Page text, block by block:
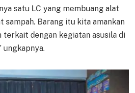
satu LC yang membuang alat
sampah. Barang itu kita amankan
terkait dengan kegiatan asusila di
ungkapnya.